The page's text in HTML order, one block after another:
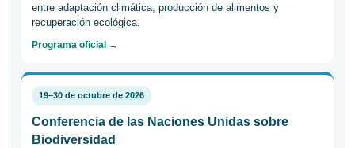
entre adaptación climática, producción de alimentos y
recuperación ecológica.
Programa oficial →
19–30 de octubre de 2026
Conferencia de las Naciones Unidas sobre
Biodiversidad